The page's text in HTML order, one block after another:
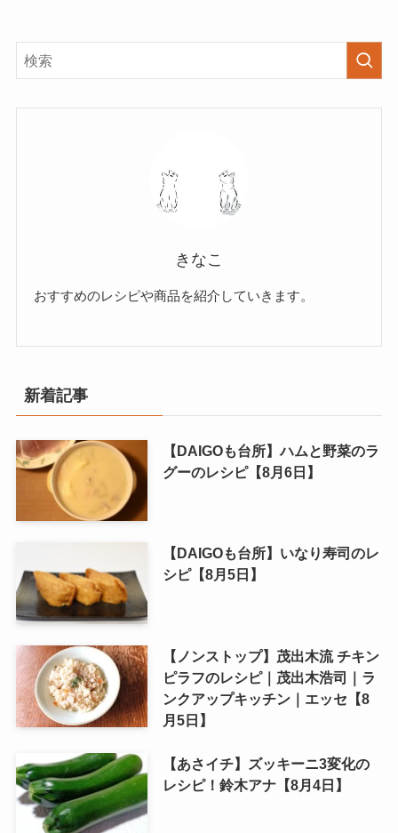
きなこ
おすすめのレシピや商品を紹介していきます。
新着記事
【DAIGOも台所】ハムと野菜のラ
グーのレシピ【8月6日】
【DAIGOも台所】いなり寿司のレ
シピ【8月5日】
【ノンストップ】茂出木流 チキン
ピラフのレシピ｜茂出木浩司｜ラ
ンクアップキッチン｜エッセ【8
月5日】
【あさイチ】ズッキーニ3変化の
レシピ！鈴木アナ【8月4日】